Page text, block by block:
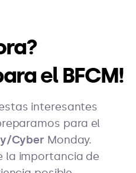
el BFCM!
interesantes
para el
Cyber Monday.
la importancia de